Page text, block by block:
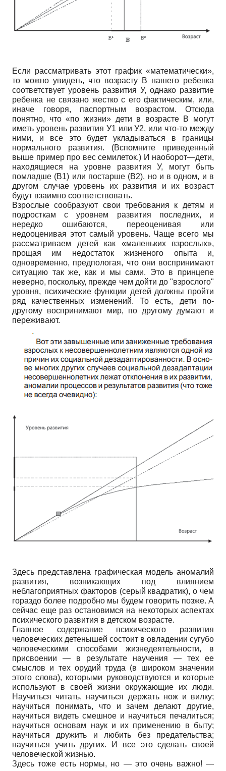
Если рассматривать этот график «математически»,
то можно увидеть, что возрасту В нашего ребенка
соответствует уровень развития У, однако развитие
ребенка не связано жестко с его фактическим, или,
иначе говоря, паспортным возрастом. Отсюда
понятно, что «по жизни» дети в возрасте В могут
иметь уровень развития У1 или У2, или что-то между
ними, и все это будет укладываться в границы
нормального развития. (Вспомните приведенный
выше пример про вес семилеток.) И наоборот—дети,
находящиеся на уровне развития У, могут быть
помладше (В1) или постарше (В2), но и в одном, и в
другом случае уровень их развития и их возраст
будут взаимно соответствовать.
Взрослые сообразуют свои требования к детям и
подросткам с уровнем развития последних, и
нередко ошибаются, переоценивая или
недооценивая этот самый уровень. Чаще всего мы
рассматриваем детей как «маленьких взрослых»,
прощая им недостаток жизненого опыта и,
одновременно, предпологая, что они воспринимают
ситуацию так же, как и мы сами. Это в принцепе
неверно, поскольку, прежде чем дойти до "взрослого"
уровня, психические функции детей должны пройти
ряд качественных изменений. То есть, дети по-
другому воспринимают мир, по другому думают и
переживают.
Здесь представлена графическая модель аномалий
развития, возникающих под влиянием
неблагоприятных факторов (серый квадратик), о чем
гораздо более подробно мы будем говорить позже. А
сейчас еще раз остановимся на некоторых аспектах
психического развития в детском возрасте.
Главное содержание психического развития
человеческих детенышей состоит в овладении сугубо
человеческими способами жизнедеятельности, в
присвоении — в результате научения — тех ее
смыслов и тех орудий труда (в широком значении
этого слова), которыми руководствуются и которые
используют в своей жизни окружающие их люди.
Научиться читать, научиться держать нож и вилку;
научиться понимать, что и зачем делают другие,
научиться видеть смешное и научиться печалиться;
научиться основам наук и их применению в быту;
научиться дружить и любить без предательства;
научиться учить других. И все это сделать своей
человеческой жизнью.
Здесь тоже есть нормы, но — это очень важно! —